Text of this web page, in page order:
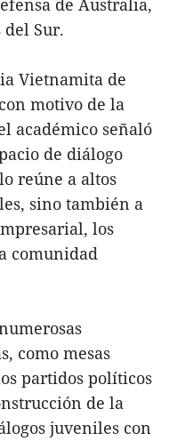
de Australia,
Sur.
Vietnamita de
motivo de la
académico señaló
de diálogo
reúne a altos
sino también a
los
comunidad
como mesas
partidos políticos
de la
juveniles con